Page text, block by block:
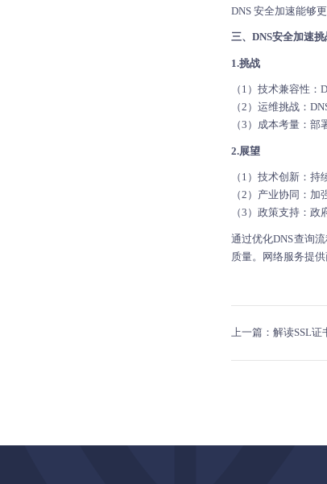
DNS 安全加速能够
三、DNS安全加速
1.挑战
（1）技术兼容性
（2）运维挑战：
（3）成本考量：部
2.展望
（1）技术创新：
（2）产业协同：
（3）政策支持：
通过优化DNS查询
质量。网络服务提
上一篇：解读SSL